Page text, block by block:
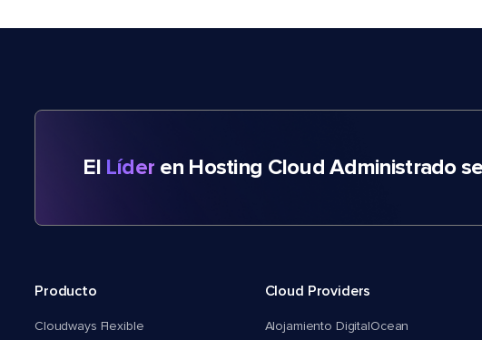
El Líder en Hosting Cloud Administrado
Producto
Cloudways Flexible
Cloud Providers
Alojamiento DigitalOcean